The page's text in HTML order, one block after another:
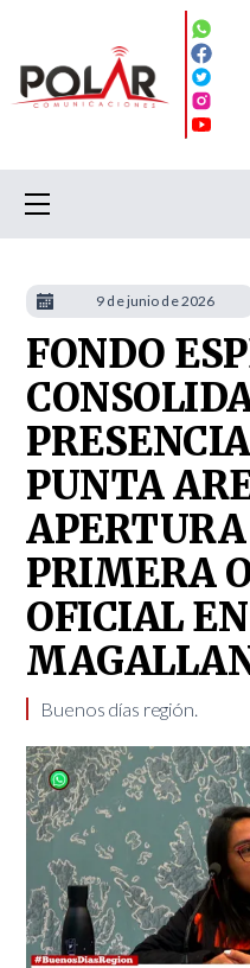
FONDO
PUNTA
PRIMERA
OFICIAL EN
Buenos días región.
9 de junio de 2026